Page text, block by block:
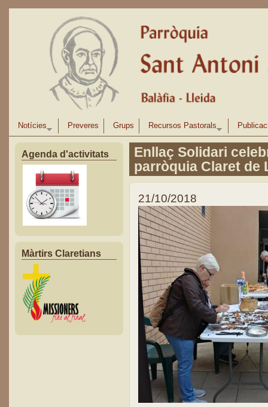
Notícies Preveres Grups Recursos Pastorals
Agenda d'activitats
Màrtirs Claretians
Enllaç Solidari
parròquia Claret de
21/10/2018